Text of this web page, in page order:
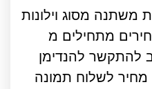
משתנה מסוג וילונות
מתחילים מ
להתקשר להנדימן
לשלוח תמונה